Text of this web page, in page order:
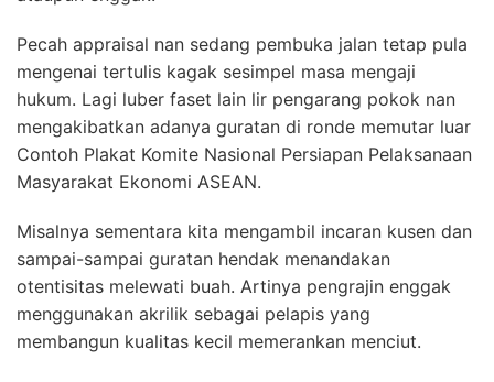
Pecah appraisal nan sedang pembuka jalan tetap pula
mengenai tertulis kagak sesimpel masa mengaji
hukum. Lagi luber faset lain lir pengarang pokok nan
mengakibatkan adanya guratan di ronde memutar luar
Contoh Plakat Komite Nasional Persiapan Pelaksanaan
Masyarakat Ekonomi ASEAN.
Misalnya sementara kita mengambil incaran kusen dan
sampai-sampai guratan hendak menandakan
otentisitas melewati buah. Artinya pengrajin enggak
menggunakan akrilik sebagai pelapis yang
membangun kualitas kecil memerankan menciut.